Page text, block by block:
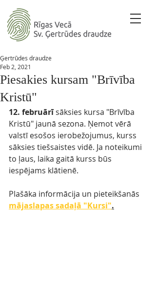
Piesakies kursam "Brīvība
Kristū"
Ģertrūdes draudze
Feb 2, 2021
12. februārī sāksies kursa "Brīvība
Kristū" jaunā sezona. Ņemot vērā
valstī esošos ierobežojumus, kurss
sāksies tiešsaistes vidē. Ja noteikumi
to ļaus, laika gaitā kurss būs
iespējams klātienē.
Plašāka informācija un pieteikšanās
mājaslapas sadaļā "Kursi".